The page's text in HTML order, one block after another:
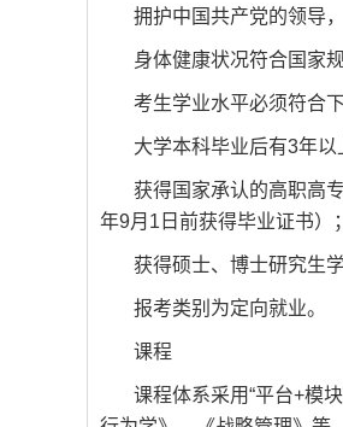
拥护中国共产党的领导
身体健康状况符合国家
考生学业水平必须符合
大学本科毕业后有3年
获得国家承认的高职高
年9月1日前获得毕业证书）；
获得硕士、博士研究生
报考类别为定向就业。
课程
课程体系采用“平台+模